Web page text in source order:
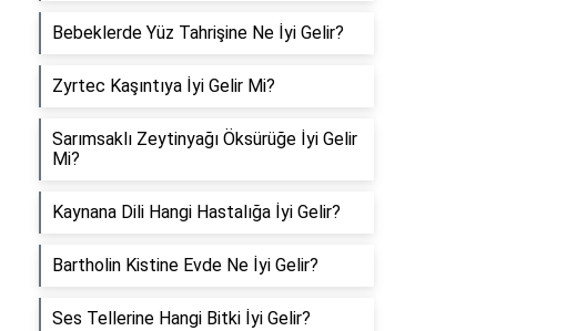
Bebeklerde Yüz Tahrişine Ne İyi Gelir?
Zyrtec Kaşıntıya İyi Gelir Mi?
Sarımsaklı Zeytinyağı Öksürüğe İyi Gelir
Mi?
Kaynana Dili Hangi Hastalığa İyi Gelir?
Bartholin Kistine Evde Ne İyi Gelir?
Ses Tellerine Hangi Bitki İyi Gelir?